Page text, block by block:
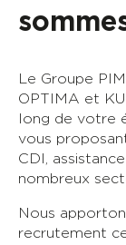
Le Groupe
OPTIMA et
long de votre
vous
CDI,
nombreux
Nous
recrutement